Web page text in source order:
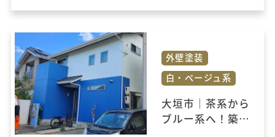
ンカラーの塗り替
外壁塗装
白・ベージュ系
大垣市｜茶系から
ブルー系へ！築14